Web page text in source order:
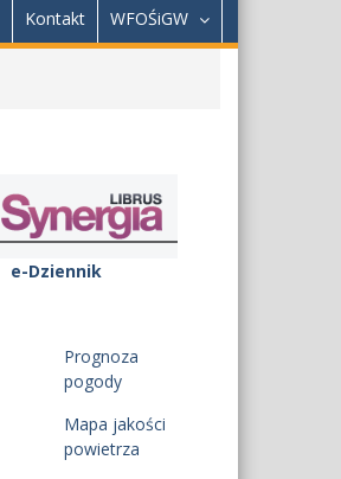
Kontakt WFOŚiGW
e-Dziennik
Prognoza
pogody
Mapa jakości
powietrza